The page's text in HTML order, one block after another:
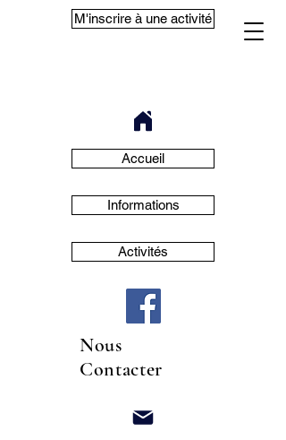
M'inscrire à une activité
Informations
Activités
Accueil
Nous
Contacter